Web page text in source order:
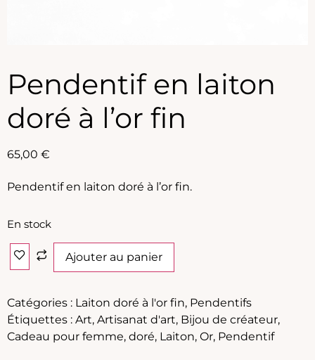
Pendentif en laiton
doré à l’or fin
65,00 €
Pendentif en laiton doré à l’or fin.
En stock
Ajouter au panier
Catégories : Laiton doré à l'or fin, Pendentifs
Étiquettes : Art, Artisanat d'art, Bijou de créateur,
Cadeau pour femme, doré, Laiton, Or, Pendentif